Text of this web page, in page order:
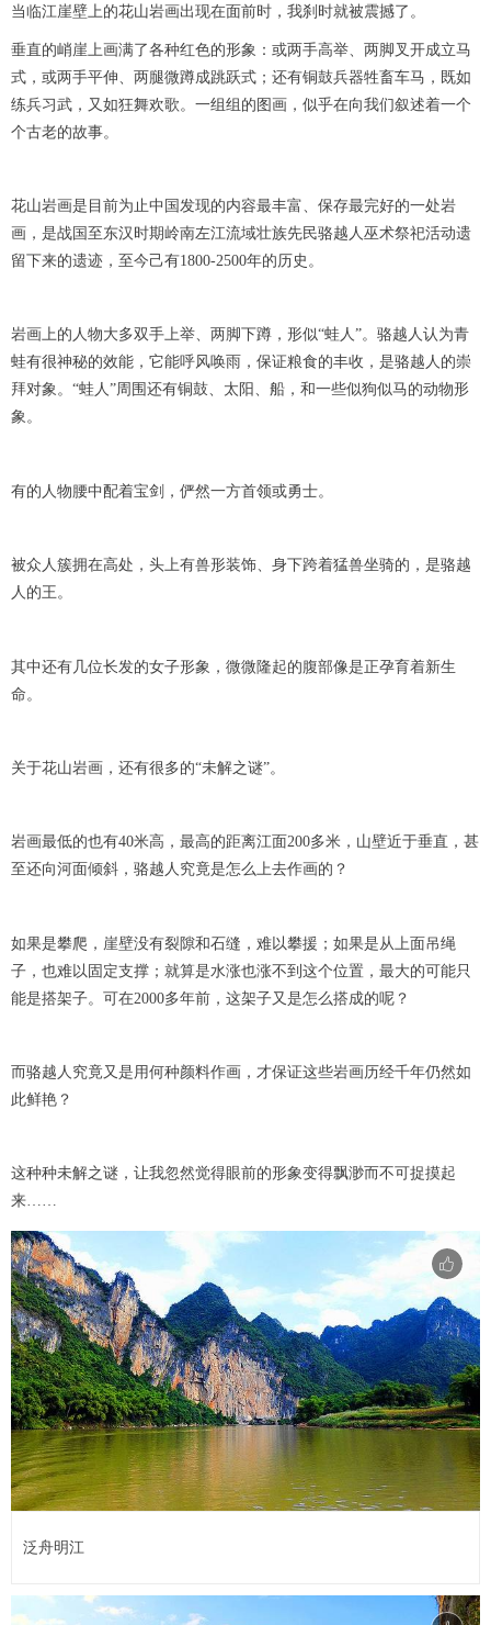
当临江崖壁上的花山岩画出现在面前时，我刹时就被震撼了。
垂直的峭崖上画满了各种红色的形象：或两手高举、两脚叉开成立马
式，或两手平伸、两腿微蹲成跳跃式；还有铜鼓兵器牲畜车马，既如
练兵习武，又如狂舞欢歌。一组组的图画，似乎在向我们叙述着一个
个古老的故事。
花山岩画是目前为止中国发现的内容最丰富、保存最完好的一处岩
画，是战国至东汉时期岭南左江流域壮族先民骆越人巫术祭祀活动遗
留下来的遗迹，至今己有1800-2500年的历史。
岩画上的人物大多双手上举、两脚下蹲，形似“蛙人”。骆越人认为青
蛙有很神秘的效能，它能呼风唤雨，保证粮食的丰收，是骆越人的崇
拜对象。“蛙人”周围还有铜鼓、太阳、船，和一些似狗似马的动物形
象。
有的人物腰中配着宝剑，俨然一方首领或勇士。
被众人簇拥在高处，头上有兽形装饰、身下跨着猛兽坐骑的，是骆越
人的王。
其中还有几位长发的女子形象，微微隆起的腹部像是正孕育着新生
命。
关于花山岩画，还有很多的“未解之谜”。
岩画最低的也有40米高，最高的距离江面200多米，山壁近于垂直，甚
至还向河面倾斜，骆越人究竟是怎么上去作画的？
如果是攀爬，崖壁没有裂隙和石缝，难以攀援；如果是从上面吊绳
子，也难以固定支撑；就算是水涨也涨不到这个位置，最大的可能只
能是搭架子。可在2000多年前，这架子又是怎么搭成的呢？
而骆越人究竟又是用何种颜料作画，才保证这些岩画历经千年仍然如
此鲜艳？
这种种未解之谜，让我忽然觉得眼前的形象变得飘渺而不可捉摸起
来……
泛舟明江